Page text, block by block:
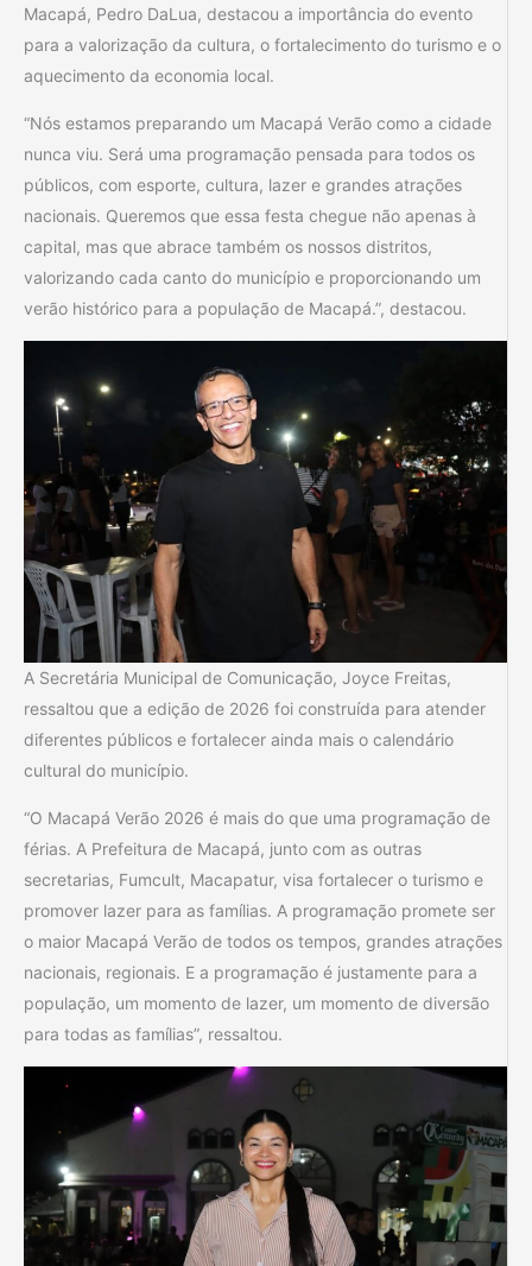
Macapá, Pedro DaLua, destacou a importância do evento
para a valorização da cultura, o fortalecimento do turismo e o
aquecimento da economia local.
“Nós estamos preparando um Macapá Verão como a cidade
nunca viu. Será uma programação pensada para todos os
públicos, com esporte, cultura, lazer e grandes atrações
nacionais. Queremos que essa festa chegue não apenas à
capital, mas que abrace também os nossos distritos,
valorizando cada canto do município e proporcionando um
verão histórico para a população de Macapá.”, destacou.
A Secretária Municipal de Comunicação, Joyce Freitas,
ressaltou que a edição de 2026 foi construída para atender
diferentes públicos e fortalecer ainda mais o calendário
cultural do município.
“O Macapá Verão 2026 é mais do que uma programação de
férias. A Prefeitura de Macapá, junto com as outras
secretarias, Fumcult, Macapatur, visa fortalecer o turismo e
promover lazer para as famílias. A programação promete ser
o maior Macapá Verão de todos os tempos, grandes atrações
nacionais, regionais. E a programação é justamente para a
população, um momento de lazer, um momento de diversão
para todas as famílias”, ressaltou.